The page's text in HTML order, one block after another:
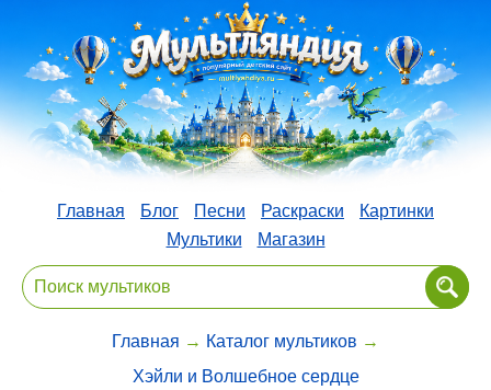
Главная Блог Песни Раскраски
Картинки
Мультики
Магазин
Главная → Каталог мультиков →
Хэйли и Волшебное сердце